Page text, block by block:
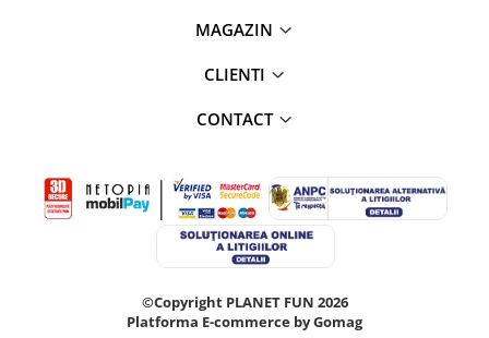
MAGAZIN
CLIENTI
CONTACT
©Copyright PLANET FUN 2026
Platforma E-commerce by Gomag